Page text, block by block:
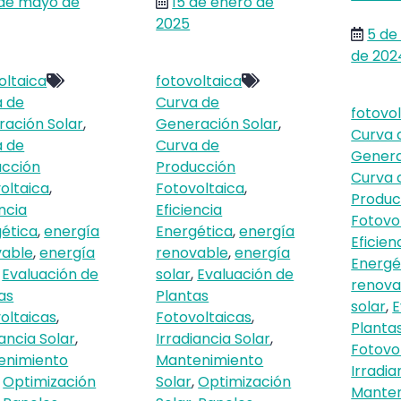
de
Solar,
de
,
,energía
,energía
Evaluación de
,
Solar,
Optimización
2025
fotovoltaica
Curva de
Generación Solar,
Curva de
Producción
Fotovoltaica,
Eficiencia
Energética,energía
renovable,energía
solar, Evaluación de
Plantas
Fotovoltaicas,
Irradiancia Solar,
Mantenimiento
Solar,Optimización
5
de
Curva
Curva
solar,